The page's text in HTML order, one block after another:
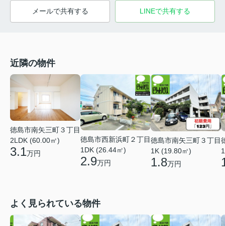
メールで共有する LINEで共有する
近隣の物件
徳島市南矢三町３丁目
2LDK (60.00㎡)
3.1万円
徳島市西新浜町２丁目
1DK (26.44㎡)
2.9万円
徳島市南矢三町３丁目
1K (19.80㎡)
1.8万円
よく見られている物件